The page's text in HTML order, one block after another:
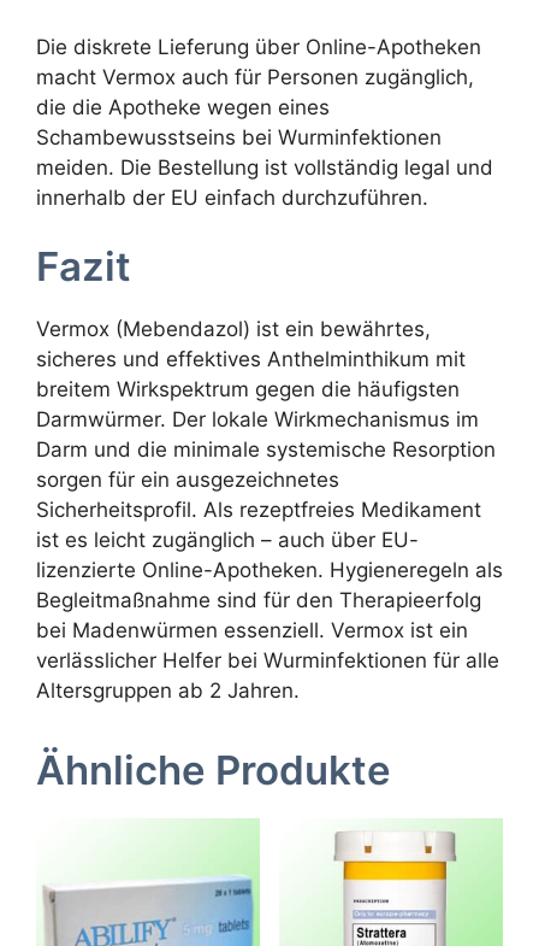
Die diskrete Lieferung über Online-Apotheken
macht Vermox auch für Personen zugänglich,
die die Apotheke wegen eines
Schambewusstseins bei Wurminfektionen
meiden. Die Bestellung ist vollständig legal und
innerhalb der EU einfach durchzuführen.
Fazit
Vermox (Mebendazol) ist ein bewährtes,
sicheres und effektives Anthelminthikum mit
breitem Wirkspektrum gegen die häufigsten
Darmwürmer. Der lokale Wirkmechanismus im
Darm und die minimale systemische Resorption
sorgen für ein ausgezeichnetes
Sicherheitsprofil. Als rezeptfreies Medikament
ist es leicht zugänglich – auch über EU-
lizenzierte Online-Apotheken. Hygieneregeln als
Begleitmaßnahme sind für den Therapieerfolg
bei Madenwürmen essenziell. Vermox ist ein
verlässlicher Helfer bei Wurminfektionen für alle
Altersgruppen ab 2 Jahren.
Ähnliche Produkte